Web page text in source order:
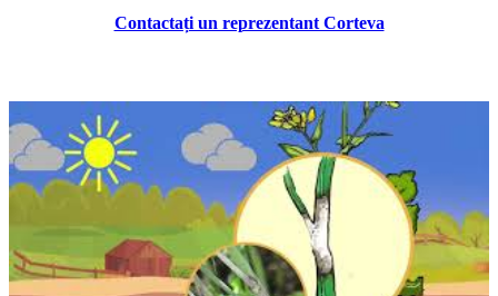
Contactați un reprezentant Corteva